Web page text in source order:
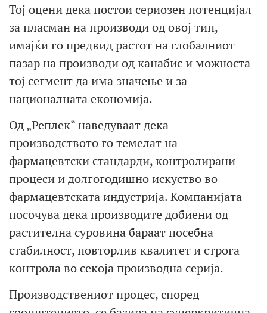
Тој оцени дека постои сериозен потенцијал
за пласман на производи од овој тип,
имајќи го предвид растот на глобалниот
пазар на производи од канабис и можноста
тој сегмент да има значење и за
националната економија.
Од „Реплек“ наведуваат дека
производството го темелат на
фармацевтски стандарди, контролирани
процеси и долгогодишно искуство во
фармацевтската индустрија. Компанијата
посочува дека производите добиени од
растителна суровина бараат посебна
стабилност, повторлив квалитет и строга
контрола во секоја производна серија.
Производствениот процес, според